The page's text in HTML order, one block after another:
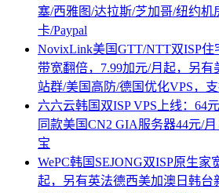
塞/西雅图/达拉斯/芝加哥/纽约机
卡/Paypal
NovixLink美国GTT/NTT双ISP住
带宽翻倍，7.99加元/月起，另有
站群/美国高防/德国优化VPS，
六六云韩国双ISP VPS上线：64
同款美国CN2 GIA服务器44元/
宝
WePC韩国SEJONG双ISP原生家
起，另有英法德西美加澳日韩台